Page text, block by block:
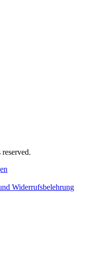
Widerrufsbelehrung